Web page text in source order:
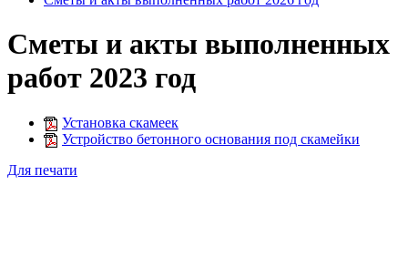
Сметы и акты выполненных
работ 2023 год
Установка скамеек
Устройство бетонного основания под скамейки
Для печати